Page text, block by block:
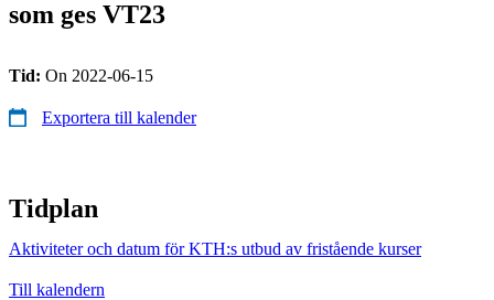
som ges VT23
Tid: On 2022-06-15
Exportera till kalender
Tidplan
Aktiviteter och datum för KTH:s utbud av fristående kurser
Till kalendern